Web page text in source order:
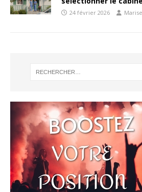
24 février 2026 Marise